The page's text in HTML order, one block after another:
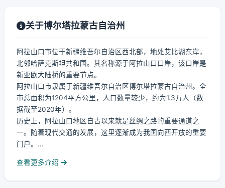
关于博尔塔拉蒙古自治州
阿拉山口市位于新疆维吾尔自治区西北部，地处艾比湖东岸，
北邻哈萨克斯坦共和国。其名称源于阿拉山口口岸，该口岸是
新亚欧大陆桥的重要节点。
阿拉山口市隶属于新疆维吾尔自治区博尔塔拉蒙古自治州。全
市总面积为1204平方公里，人口数量较少，约为1.3万人（数
据截至2020年）。
历史上，阿拉山口地区自古以来就是丝绸之路的重要通道之
一。随着现代交通的发展，这里逐渐成为我国向西开放的重要
门户。...
查看更多介绍